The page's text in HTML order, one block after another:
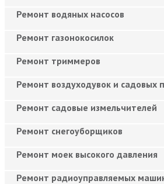
Ремонт водяных насосов
Ремонт газонокосилок
Ремонт триммеров
Ремонт воздуходувок и садовых
Ремонт садовые измельчителей
Ремонт снегоуборщиков
Ремонт моек высокого давления
Ремонт радиоуправляемых